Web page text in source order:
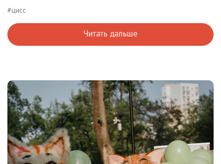
#цисс
Читать дальше